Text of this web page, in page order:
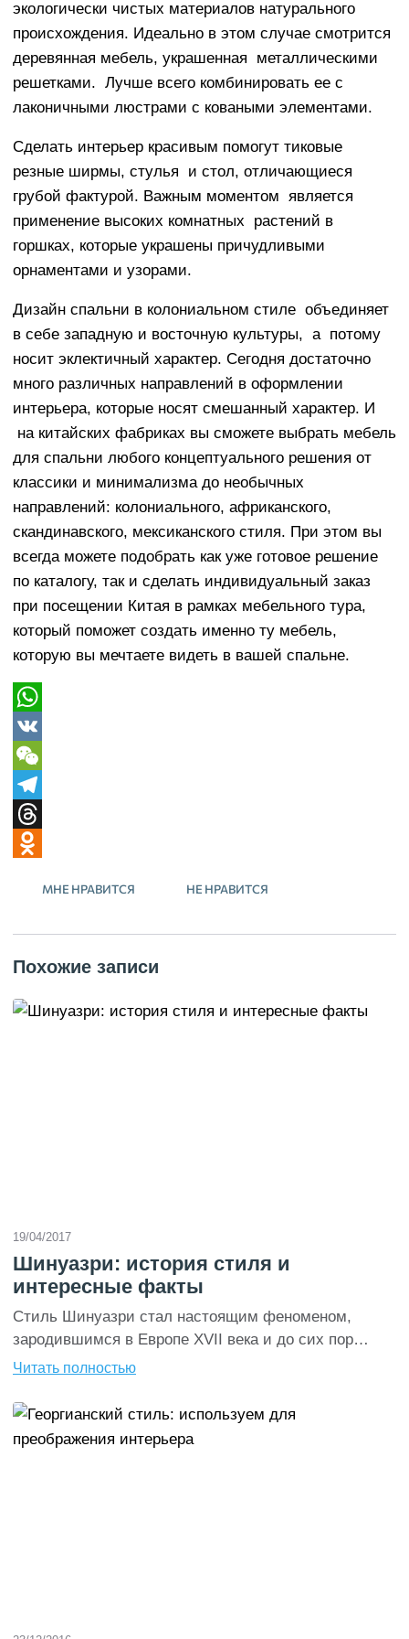
экологически чистых материалов натурального
происхождения. Идеально в этом случае смотрится
деревянная мебель, украшенная металлическими
решетками. Лучше всего комбинировать ее с
лаконичными люстрами с коваными элементами.
Сделать интерьер красивым помогут тиковые
резные ширмы, стулья и стол, отличающиеся
грубой фактурой. Важным моментом является
применение высоких комнатных растений в
горшках, которые украшены причудливыми
орнаментами и узорами.
Дизайн спальни в колониальном стиле объединяет
в себе западную и восточную культуры, а потому
носит эклектичный характер. Сегодня достаточно
много различных направлений в оформлении
интерьера, которые носят смешанный характер. И
на китайских фабриках вы сможете выбрать мебель
для спальни любого концептуального решения от
классики и минимализма до необычных
направлений: колониального, африканского,
скандинавского, мексиканского стиля. При этом вы
всегда можете подобрать как уже готовое решение
по каталогу, так и сделать индивидуальный заказ
при посещении Китая в рамках мебельного тура,
который поможет создать именно ту мебель,
которую вы мечтаете видеть в вашей спальне.
WhatsApp
VK
WeChat
Telegram
Threads
МНЕ НРАВИТСЯ НЕ НРАВИТСЯ
Похожие записи
19/04/2017
Шинуазри: история стиля и
интересные факты
Стиль Шинуазри стал настоящим феноменом,
зародившимся в Европе XVII века и до сих пор
остающимся актуальным среди настоящих фанатов
самом деле, данный стиль очень многие путают с
традиционным классическим китайским дизайном,
однако на самом деле от него он достаточно далек и
Читать полностью